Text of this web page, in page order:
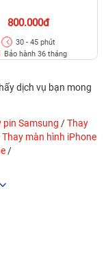
800.000đ
30 - 45 phút
Bảo hành 36 tháng
dịch vụ bạn mong
pin Samsung /Thay
Thay màn hình iPhone
/